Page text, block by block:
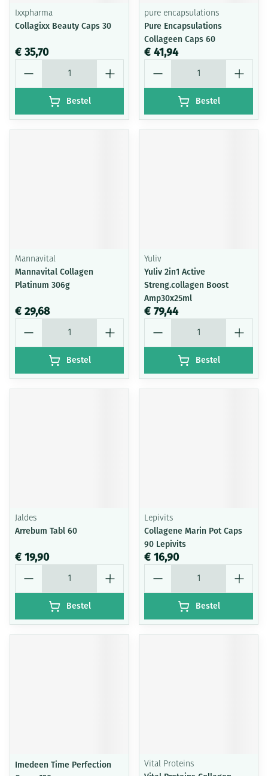
Ixxpharma
Collagixx Beauty Caps 30
€ 35,70
Bestel
pure encapsulations
Pure Encapsulations
Collageen Caps 60
€ 41,94
Bestel
Mannavital
Mannavital Collagen
Platinum 306g
€ 29,68
Bestel
Yuliv
Yuliv 2in1 Active
Streng.collagen Boost
Amp30x25ml
€ 79,44
Bestel
Jaldes
Arrebum Tabl 60
€ 19,90
Bestel
Lepivits
Collagene Marin Pot Caps
90 Lepivits
€ 16,90
Bestel
Imedeen Time Perfection
Vital Proteins